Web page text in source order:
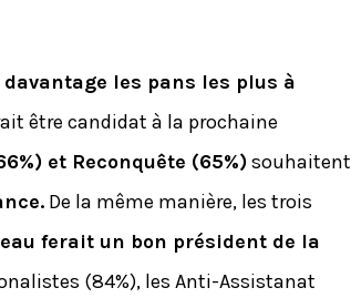
les pans les plus à
être candidat à la prochaine
et Reconquête (65%)souhaitent
De la même manière, les trois
ferait un bon président de la
(84%), les Anti-Assistanat